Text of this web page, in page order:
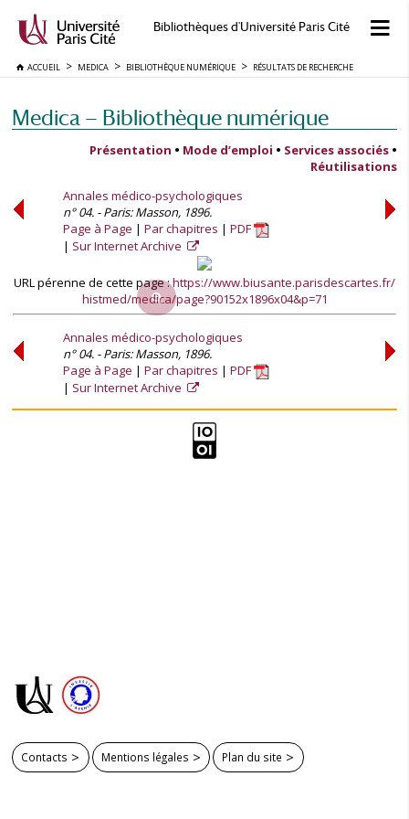
Bibliothèques d'Université Paris Cité
ACCUEIL MEDICA BIBLIOTHÈQUE NUMÉRIQUE RÉSULTATS DE RECHERCHE
Medica — Bibliothèque numérique
Présentation • Mode d’emploi • Services associés •
Réutilisations
Annales médico-psychologiques
n° 04. - Paris: Masson, 1896.
Page à Page
Par chapitres
PDF
Sur Internet Archive
URL pérenne de cette page :https://www.biusante.parisdescartes.fr/
histmed/medica/page?90152x1896x04&p=71
Annales médico-psychologiques
n° 04. - Paris: Masson, 1896.
Page à Page
Par chapitres
PDF
Sur Internet Archive
Contacts Mentions légales Plan du site